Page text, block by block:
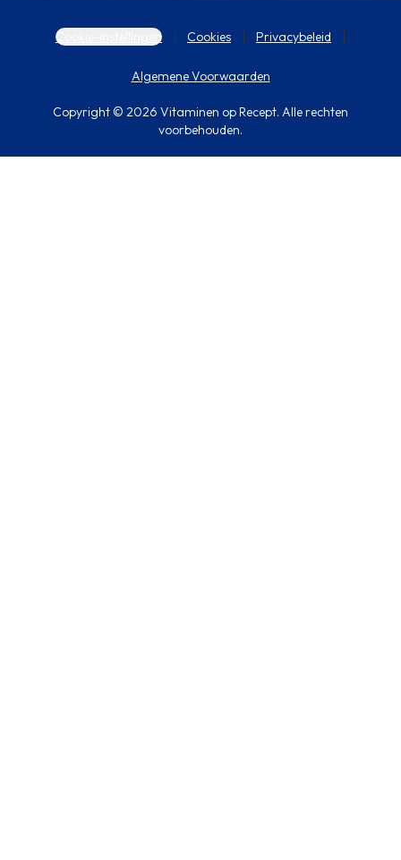
Cookie-instellingen Cookies Privacybeleid
Algemene Voorwaarden
Copyright © 2026 Vitaminen op Recept. Alle rechten
voorbehouden.